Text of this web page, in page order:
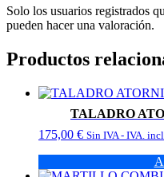
Solo los usuarios registrados
pueden hacer una valoración.
Productos
TALADRO
175,00 € Sin IVA - IVA.